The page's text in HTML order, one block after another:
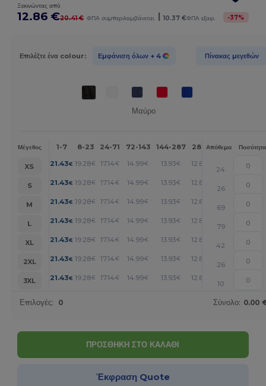
Ξεκινώντας από
12.86 €20.41 € ΦΠΑ συμπεριλαμβάνεται. | 10.37 €ΦΠΑ εξαιρ. -37%
Επιλέξτε ένα colour: Εμφάνιση όλων + 4 Πίνακας μεγεθών
Μαύρο
Μέγεθος 1-7 8-23 24-71 72-143 144-287 288 + Περισσότερα
Απόθεμα Ποσότητα
XS 21.43€ 19.28€ 17.14€ 14.99€ 13.93€ 12.86
24
S
21.43€ 19.28€ 17.14€ 14.99€ 13.93€ 12.86
26
M
21.43€ 19.28€ 17.14€ 14.99€ 13.93€ 12.86
69
L
21.43€ 19.28€ 17.14€ 14.99€ 13.93€ 12.86
79
XL
21.43€ 19.28€ 17.14€ 14.99€ 13.93€ 12.86
42
2XL
21.43€ 19.28€ 17.14€ 14.99€ 13.93€ 12.86
26
3XL
21.43€ 19.28€ 17.14€ 14.99€ 13.93€ 12.86
10
Επιλογές: 0 Σύνολο: 0.00
ΠΡΟΣΘΗΚΗ ΣΤΟ ΚΑΛΑΘΙ
Έκφραση Quote